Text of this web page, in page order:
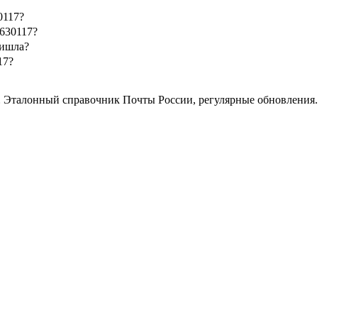
справочник Почты России, регулярные обновления.